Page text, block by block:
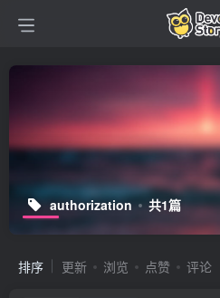
authorization 共1篇
排序 更新 浏览 点赞 评论